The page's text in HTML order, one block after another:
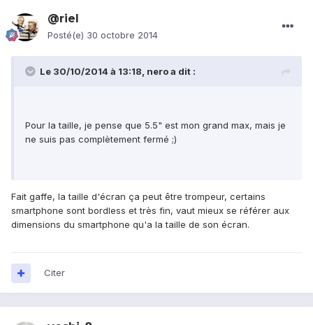
@riel
Posté(e) 30 octobre 2014
Le 30/10/2014 à 13:18, nero a dit :
Pour la taille, je pense que 5.5" est mon grand max, mais je
ne suis pas complètement fermé ;)
Fait gaffe, la taille d'écran ça peut être trompeur, certains
smartphone sont bordless et très fin, vaut mieux se référer aux
dimensions du smartphone qu'a la taille de son écran.
Citer